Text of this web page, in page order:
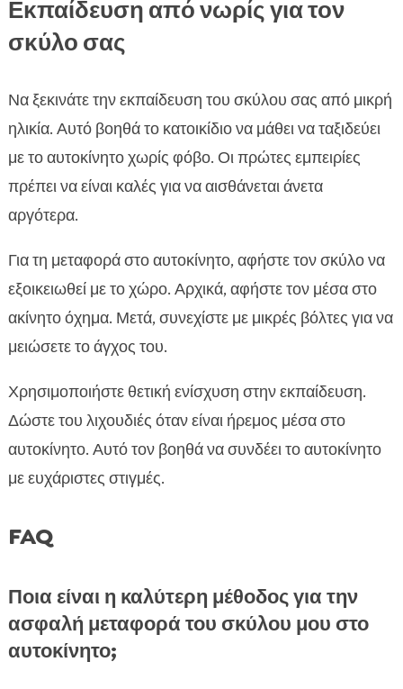
Εκπαίδευση από νωρίς για τον
σκύλο σας
Να ξεκινάτε την εκπαίδευση του σκύλου σας από μικρή
ηλικία. Αυτό βοηθά το κατοικίδιο να μάθει να ταξιδεύει
με το αυτοκίνητο χωρίς φόβο. Οι πρώτες εμπειρίες
πρέπει να είναι καλές για να αισθάνεται άνετα
αργότερα.
Για τη μεταφορά στο αυτοκίνητο, αφήστε τον σκύλο να
εξοικειωθεί με το χώρο. Αρχικά, αφήστε τον μέσα στο
ακίνητο όχημα. Μετά, συνεχίστε με μικρές βόλτες για να
μειώσετε το άγχος του.
Χρησιμοποιήστε θετική ενίσχυση στην εκπαίδευση.
Δώστε του λιχουδιές όταν είναι ήρεμος μέσα στο
αυτοκίνητο. Αυτό τον βοηθά να συνδέει το αυτοκίνητο
με ευχάριστες στιγμές.
FAQ
Ποια είναι η καλύτερη μέθοδος για την
ασφαλή μεταφορά του σκύλου μου στο
αυτοκίνητο;